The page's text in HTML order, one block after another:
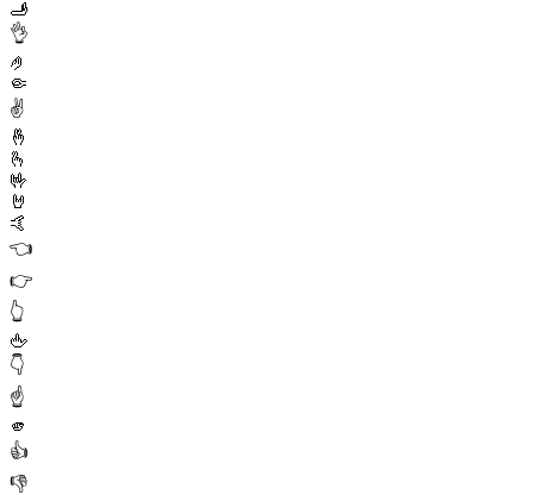
🫸
👌
🤌
🤏
✌️
🤞
🫰
🤟
🤘
🤙
👈
👉
👆
🖕
👇
☝️
🫵
👍
👎